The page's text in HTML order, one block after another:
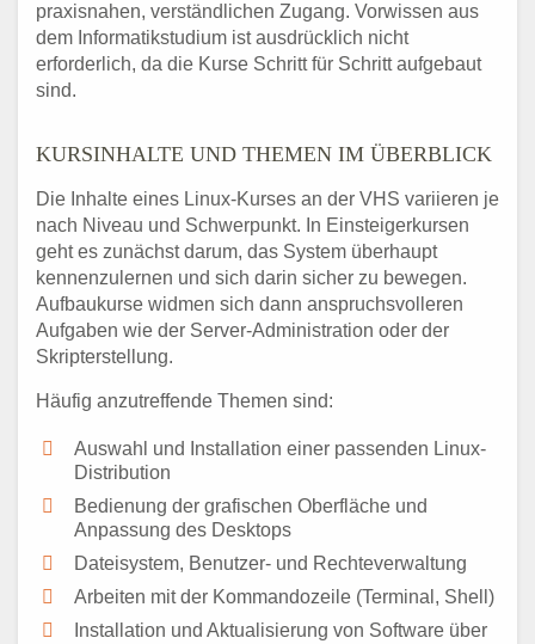
praxisnahen, verständlichen Zugang. Vorwissen aus
dem Informatikstudium ist ausdrücklich nicht
erforderlich, da die Kurse Schritt für Schritt aufgebaut
sind.
KURSINHALTE UND THEMEN IM ÜBERBLICK
Die Inhalte eines Linux-Kurses an der VHS variieren je
nach Niveau und Schwerpunkt. In Einsteigerkursen
geht es zunächst darum, das System überhaupt
kennenzulernen und sich darin sicher zu bewegen.
Aufbaukurse widmen sich dann anspruchsvolleren
Aufgaben wie der Server-Administration oder der
Skripterstellung.
Häufig anzutreffende Themen sind:
Auswahl und Installation einer passenden Linux-
Distribution
Bedienung der grafischen Oberfläche und
Anpassung des Desktops
Dateisystem, Benutzer- und Rechteverwaltung
Arbeiten mit der Kommandozeile (Terminal, Shell)
Installation und Aktualisierung von Software über